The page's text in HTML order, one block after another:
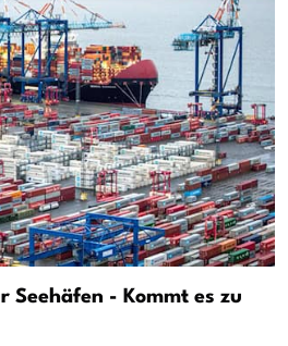
Seehäfen - Kommt es zu